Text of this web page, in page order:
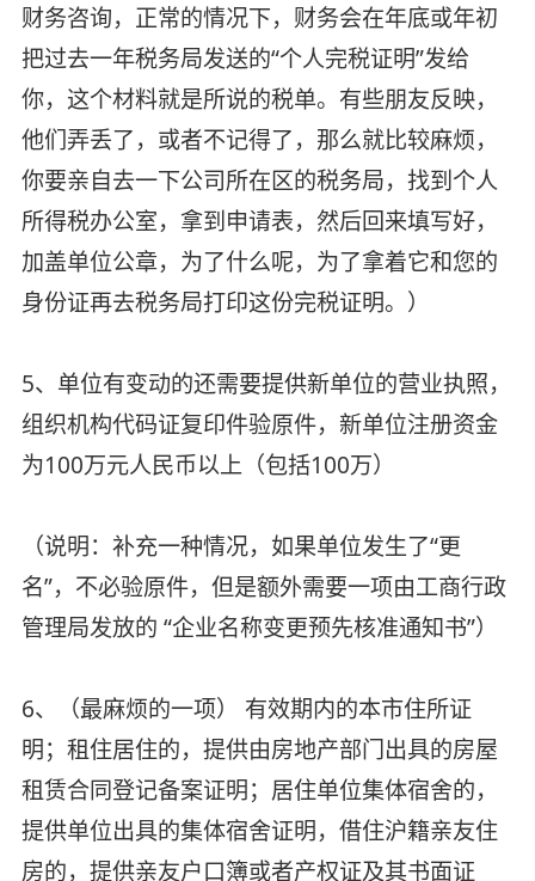
财务咨询，正常的情况下，财务会在年底或年初
把过去一年税务局发送的“个人完税证明”发给
你，这个材料就是所说的税单。有些朋友反映，
他们弄丢了，或者不记得了，那么就比较麻烦，
你要亲自去一下公司所在区的税务局，找到个人
所得税办公室，拿到申请表，然后回来填写好，
加盖单位公章，为了什么呢，为了拿着它和您的
身份证再去税务局打印这份完税证明。）
5、单位有变动的还需要提供新单位的营业执照，
组织机构代码证复印件验原件，新单位注册资金
为100万元人民币以上（包括100万）
（说明：补充一种情况，如果单位发生了“更
名”，不必验原件，但是额外需要一项由工商行政
管理局发放的 “企业名称变更预先核准通知书”）
6、（最麻烦的一项） 有效期内的本市住所证
明；租住居住的，提供由房地产部门出具的房屋
租赁合同登记备案证明；居住单位集体宿舍的，
提供单位出具的集体宿舍证明，借住沪籍亲友住
房的，提供亲友户口簿或者产权证及其书面证